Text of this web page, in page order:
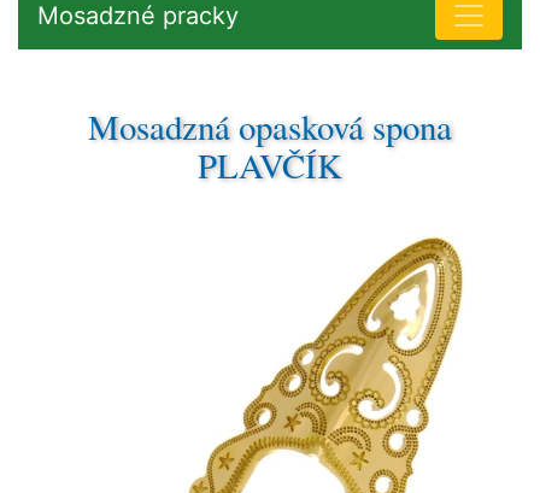
Mosadzné pracky
Mosadzná opasková spona
PLAVČÍK
Mosadzné spony s folklórnym
Liptovským motívom
Ľudové spony sú históriou overené v Slovenskej
ľudovej kultúre. Patria k Liptovskému kroju rovnako,
ako blanciare. Svoje zastúpenie majú hlavne v regióne
Liptova. Výrobcovia ich používajú ako spony na
remene folklórnych tašiek a pre spony z kože na
kabáty a krojové kabanice.